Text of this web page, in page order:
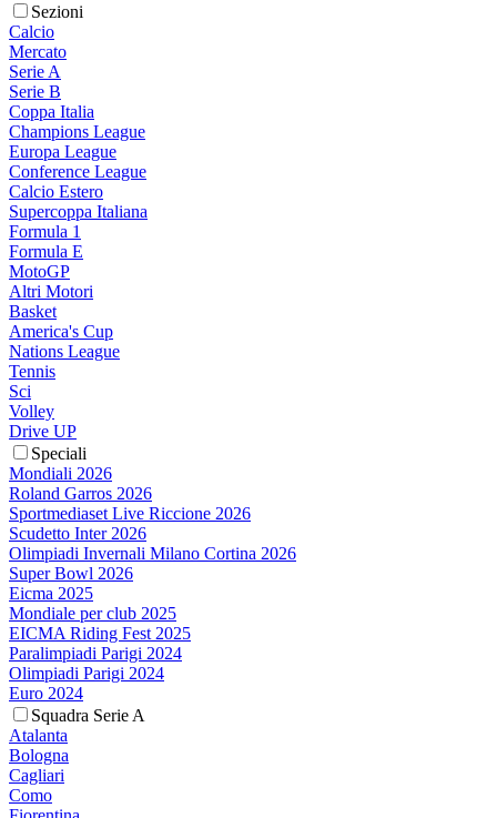
Sezioni
Calcio
Mercato
Serie A
Serie B
Coppa Italia
Champions League
Europa League
Conference League
Calcio Estero
Supercoppa Italiana
Formula 1
Formula E
MotoGP
Altri Motori
Basket
America's Cup
Nations League
Tennis
Sci
Volley
Drive UP
Speciali
Mondiali 2026
Roland Garros 2026
Sportmediaset Live Riccione 2026
Scudetto Inter 2026
Olimpiadi Invernali Milano Cortina 2026
Super Bowl 2026
Eicma 2025
Mondiale per club 2025
EICMA Riding Fest 2025
Paralimpiadi Parigi 2024
Olimpiadi Parigi 2024
Euro 2024
Squadra Serie A
Atalanta
Bologna
Cagliari
Como